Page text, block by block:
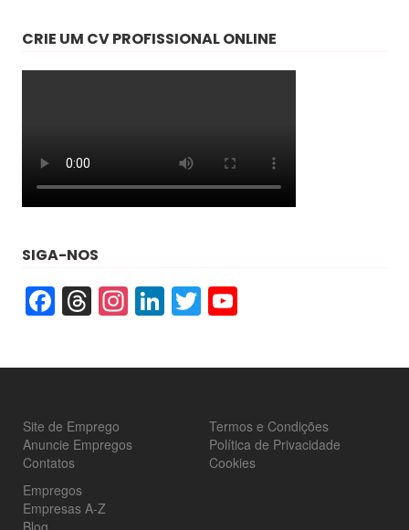
CRIE UM CV PROFISSIONAL ONLINE
SIGA-NOS
Facebook
Threads
Instagram
LinkedIn
Twitter
Site de Emprego
Anuncie Empregos
Contatos
Termos e Condições
Política de Privacidade
Cookies
Empregos
Empresas A-Z